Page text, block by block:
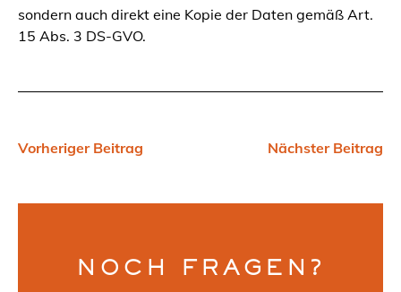
sondern auch direkt eine Kopie der Daten gemäß Art.
15 Abs. 3 DS-GVO.
Vorheriger Beitrag Nächster Beitrag
NOCH FRAGEN?